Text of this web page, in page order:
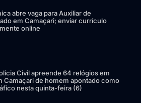
abre vaga para Auxiliar de
em Camaçari; enviar currículo
online
Civil apreende 64 relógios em
Camaçari de homem apontado como
nesta quinta-feira (6)